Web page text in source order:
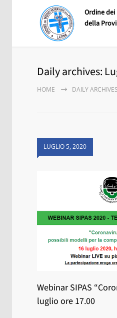
Ordine dei
della
Daily archives:
HOME DAILY
LUGLIO 5, 2020
Webinar SIPAS
luglio ore 17.00